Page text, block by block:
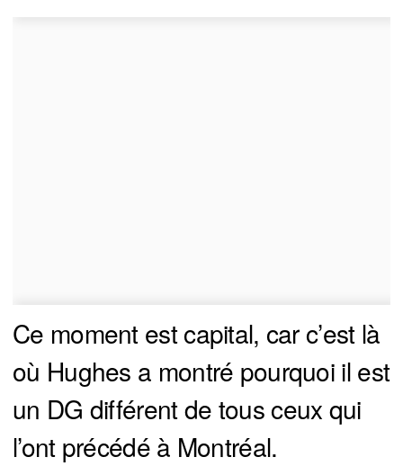
Ce moment est capital, car c’est là
où Hughes a montré pourquoi il est
un DG différent de tous ceux qui
l’ont précédé à Montréal.